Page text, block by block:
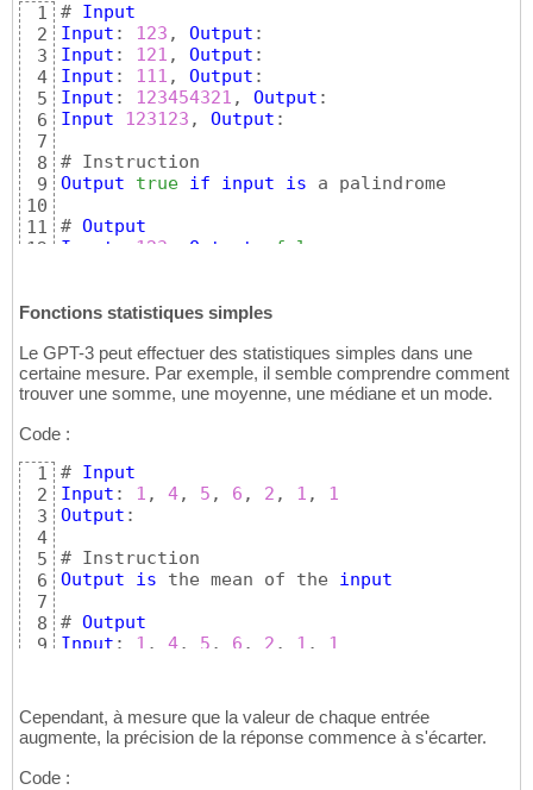
1
2
3
4
5
6
7
8
9
10
11
12
15
# Input
Input : 123 , Output
Input : 121 , Output
Input : 111 , Output
Input : 123454321 , Output
Input
123123 , Output :
Output
true if input is a palindrome
# Output
Input
123 Output
false
Input: 123454321, Output
Fonctions statistiques simples
Le GPT-3 peut effectuer des statistiques simples dans une
certaine mesure. Par exemple, il semble comprendre comment
trouver une somme, une moyenne, une médiane et un mode.
Code :
1
2
3
4
5
6
7
8
9
# Input
Input : 1 , 4, 5 , 6 , 2 , 1 , 1
Output :
Output
is the mean of the input
# Output
Input : 1 , 4, 5 , 6 , 2 , 1 , 1
Cependant, à mesure que la valeur de chaque entrée
augmente, la précision de la réponse commence à s'écarter.
Code :